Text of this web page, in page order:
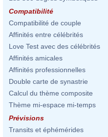
Compatibilité
Compatibilité de couple
Affinités entre célébrités
Love Test avec des célébrités
Affinités amicales
Affinités professionnelles
Double carte de synastrie
Calcul du thème composite
Thème mi-espace mi-temps
Prévisions
Transits et éphémérides